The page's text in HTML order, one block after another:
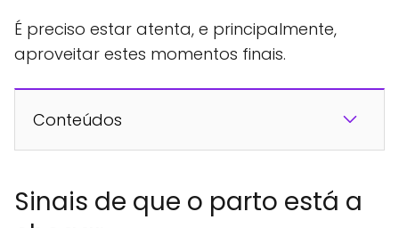
É preciso estar atenta, e principalmente,
aproveitar estes momentos finais.
Conteúdos
Sinais de que o parto está a